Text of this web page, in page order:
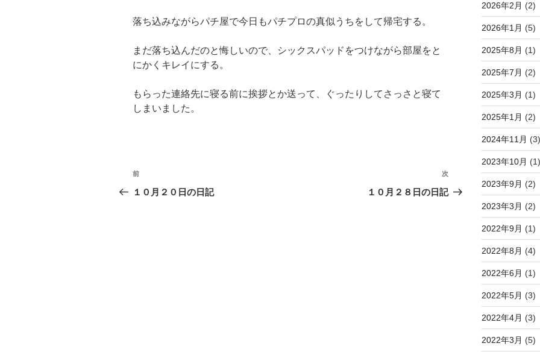
落ち込みながらパチ屋で今日もパチプロの真似うちをして帰宅する。
まだ落ち込んだのと悔しいので、シックスパッドをつけながら部屋をと
にかくキレイにする。
もらった連絡先に寝る前に挨拶とか送って、ぐったりしてさっさと寝て
しまいました。
投
稿
過
去
前
１０月２０日の日記
の
次
１０月２８日の日記
2026年2月 (2)
2026年1月 (5)
2025年8月 (1)
2025年7月 (2)
2025年3月 (1)
2025年1月 (2)
2024年11月 (3)
2023年10月 (1)
2023年9月 (2)
2023年3月 (2)
2022年9月 (1)
2022年8月 (4)
2022年6月 (1)
2022年5月 (3)
2022年4月 (3)
2022年3月 (5)